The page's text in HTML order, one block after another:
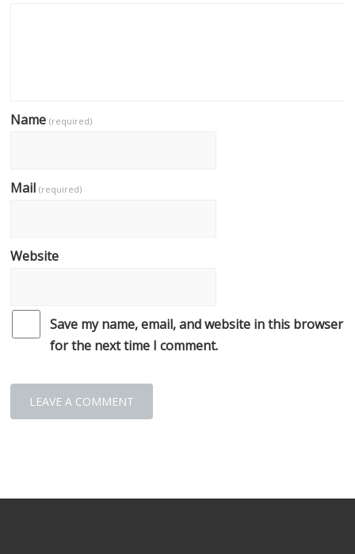
Name(required)
Mail(required)
Website
Save my name, email, and website in this browser
for the next time I comment.